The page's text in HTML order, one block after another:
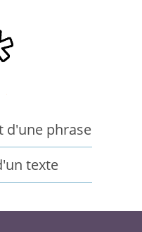
d'une phrase
texte